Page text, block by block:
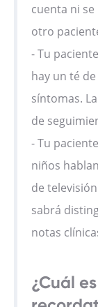
cuenta ni
otro
- Tu
hay un té
síntomas.
de
- Tu
niños
de
sabrá
notas
¿Cuál